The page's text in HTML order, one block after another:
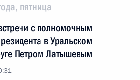
пятница
с полномочным
в Уральском
Петром Латышевым